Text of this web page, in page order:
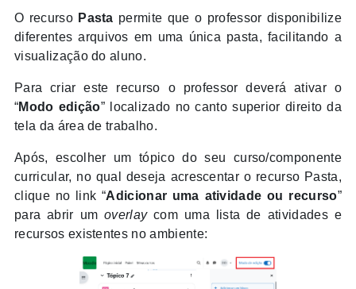
O recurso Pasta permite que o professor disponibilize
diferentes arquivos em uma única pasta, facilitando a
visualização do aluno.
Para criar este recurso o professor deverá ativar o
“Modo edição” localizado no canto superior direito da
tela da área de trabalho.
Após, escolher um tópico do seu curso/componente
curricular, no qual deseja acrescentar o recurso Pasta,
clique no link “Adicionar uma atividade ou recurso”
para abrir umoverlaycom uma lista de atividades e
recursos existentes no ambiente: